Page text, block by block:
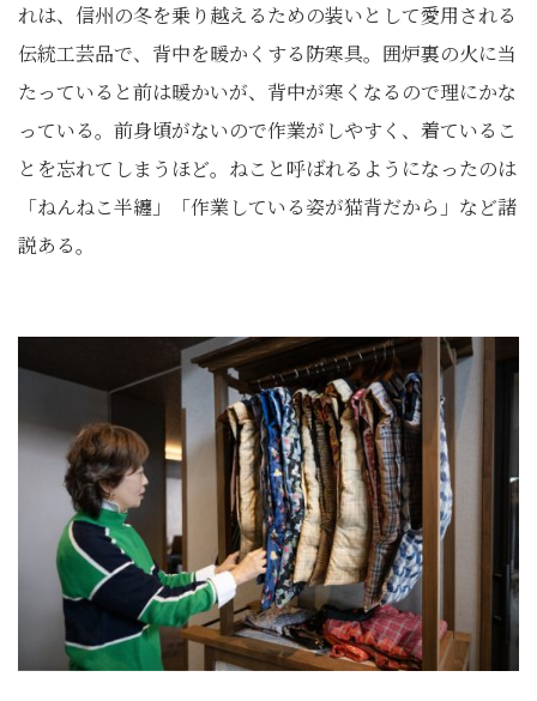
れは、信州の冬を乗り越えるための装いとして愛用される
伝統工芸品で、背中を暖かくする防寒具。囲炉裏の火に当
たっていると前は暖かいが、背中が寒くなるので理にかな
っている。前身頃がないので作業がしやすく、着ているこ
とを忘れてしまうほど。ねこと呼ばれるようになったのは
「ねんねこ半纏」「作業している姿が猫背だから」など諸
説ある。